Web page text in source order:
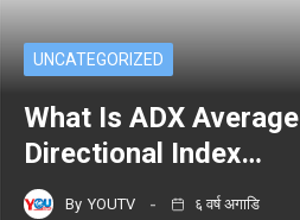
UNCATEGORIZED
What Is ADX Average
Directional Index…
By YOUTV ६ वर्ष अगाडि